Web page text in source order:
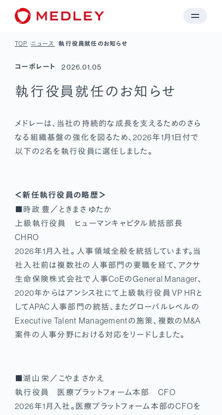
TOP ニュース 執行役員就任のお知らせ
コーポレート 2026.01.05
執行役員就任のお知らせ
メドレーは、当社の持続的な成長を支えるためのさら
なる組織基盤の強化を図るため、2026年1月1日付で
以下の2名を執行役員に選任しました。
＜新任執行役員の略歴＞
■時政 豊／ときまさ ゆたか
上級執行役員 ヒューマンキャピタル統括部長
CHRO
2026年1月入社。 人事領域全般を統括しています。当
社入社前は複数社の人事部門の要職を経て、アクサ
生命保険株式会社で人事CoEのGeneral Manager、
2020年からはアンシス社にて上級執行役員 VP HRと
してAPAC人事部門の統括、またグローバルレベルの
Executive Talent Managementの施策、複数のM&A
案件の人事分野における対応をリードしました。
■湖山 栄／こやま さかえ
執行役員 医療プラットフォーム本部 CFO
2026年1月入社。医療プラットフォーム本部のCFOを